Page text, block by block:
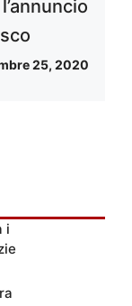
25, 2020
i